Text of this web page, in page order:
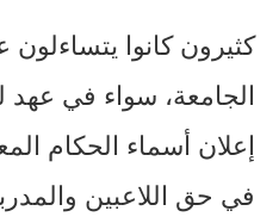
كثيرون كانوا
الجامعة، سواء في
إعلان أسماء الحكام
في حق اللاعبين